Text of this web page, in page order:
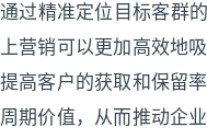
通过精准定位目标客群
上营销可以更加高效地
提高客户的获取和保留
周期价值，从而推动企